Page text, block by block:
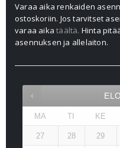
Varaa aika renkaiden
ostoskoriin. Jos tarvitset
varaa aikatäältä. Hinta
asennuksen ja allelaiton.
MA TI KE
27 28 29